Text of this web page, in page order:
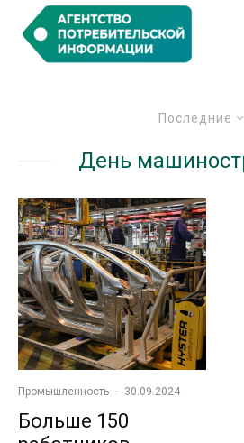
Последние
День
Промышленность · 30.09.2024
Больше 150